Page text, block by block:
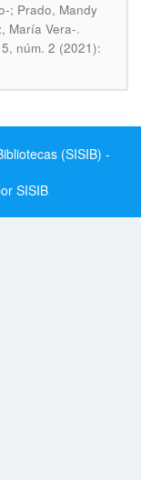
; Prado, Mandy
María Vera-.
núm. 2 (2021):
(SISIB) -
SISIB